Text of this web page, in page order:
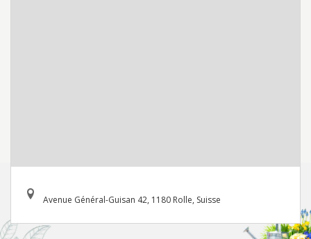
Avenue Général-Guisan 42, 1180 Rolle, Suisse